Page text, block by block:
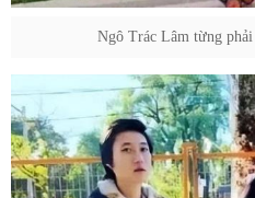
Ngô Trác Lâm từng